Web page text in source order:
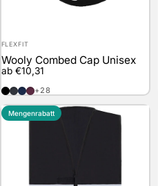
Anbieter:
FLEXFIT
Wooly Combed Cap Unisex
ab €10,31
Black
Dark Navy
Navy
Maroon
+28
Mengenrabatt